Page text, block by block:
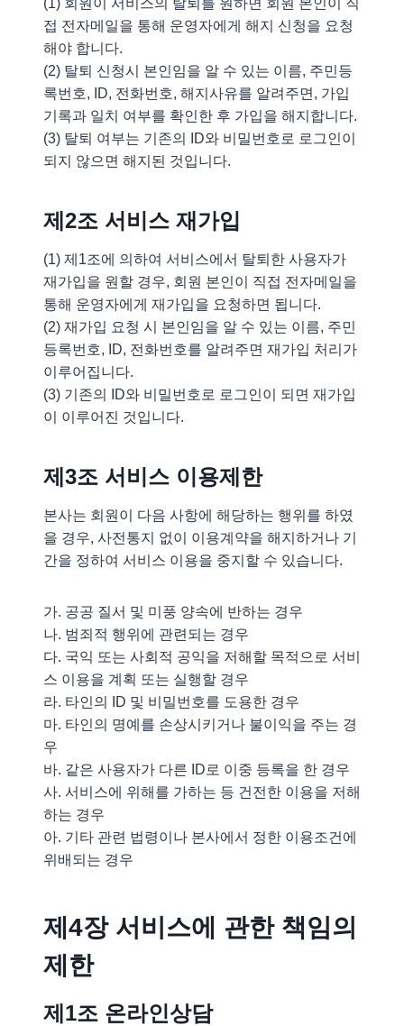
(1) 회원이 서비스의 탈퇴를 원하면 회원 본인이 직
접 전자메일을 통해 운영자에게 해지 신청을 요청
해야 합니다.
(2) 탈퇴 신청시 본인임을 알 수 있는 이름, 주민등
록번호, ID, 전화번호, 해지사유를 알려주면, 가입
기록과 일치 여부를 확인한 후 가입을 해지합니다.
(3) 탈퇴 여부는 기존의 ID와 비밀번호로 로그인이
되지 않으면 해지된 것입니다.
제2조 서비스 재가입
(1) 제1조에 의하여 서비스에서 탈퇴한 사용자가
재가입을 원할 경우, 회원 본인이 직접 전자메일을
통해 운영자에게 재가입을 요청하면 됩니다.
(2) 재가입 요청 시 본인임을 알 수 있는 이름, 주민
등록번호, ID, 전화번호를 알려주면 재가입 처리가
이루어집니다.
(3) 기존의 ID와 비밀번호로 로그인이 되면 재가입
이 이루어진 것입니다.
제3조 서비스 이용제한
본사는 회원이 다음 사항에 해당하는 행위를 하였
을 경우, 사전통지 없이 이용계약을 해지하거나 기
간을 정하여 서비스 이용을 중지할 수 있습니다.
가. 공공 질서 및 미풍 양속에 반하는 경우
나. 범죄적 행위에 관련되는 경우
다. 국익 또는 사회적 공익을 저해할 목적으로 서비
스 이용을 계획 또는 실행할 경우
라. 타인의 ID 및 비밀번호를 도용한 경우
마. 타인의 명예를 손상시키거나 불이익을 주는 경
우
바. 같은 사용자가 다른 ID로 이중 등록을 한 경우
사. 서비스에 위해를 가하는 등 건전한 이용을 저해
하는 경우
아. 기타 관련 법령이나 본사에서 정한 이용조건에
위배되는 경우
제4장 서비스에 관한 책임의
제한
제1조 온라인상담